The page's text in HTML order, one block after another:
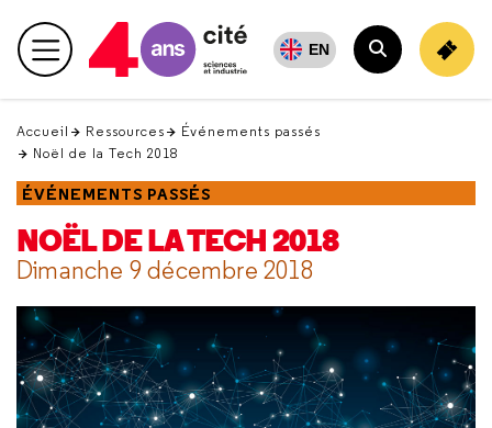
en
haut Menu principal EN
Rechercher
Accueil Ressources
Événements passés
Noël de la Tech 2018
ÉVÉNEMENTS PASSÉS
NOËL DE LA TECH 2018
Dimanche 9 décembre 2018